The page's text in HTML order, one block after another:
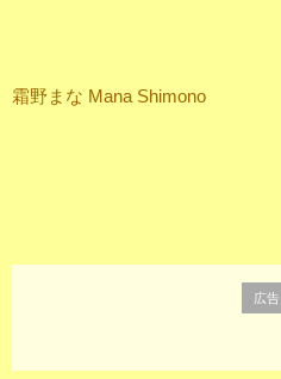
霜野まな Mana Shimono
広告